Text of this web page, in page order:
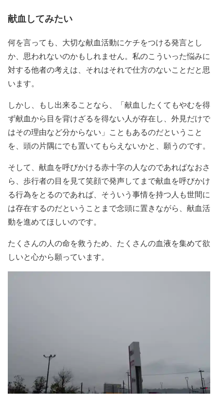
— 大分RCY@大分青奉 (@oitaRCY3939)
日
献血してみたい
何を言っても、大切な献血活動にケチをつける発言とし
か、思われないのかもしれません。私のこういった悩みに
対する他者の考えは、それはそれで仕方のないことだと思
います。
しかし、もし出来ることなら、「献血したくてもやむを得
ず献血から目を背けざるを得ない人が存在し、外見だけで
はその理由など分からない」こともあるのだということ
を、頭の片隅にでも置いてもらえないかと、願うのです。
そして、献血を呼びかける赤十字の人なのであればなおさ
ら、歩行者の目を見て笑顔で発声してまで献血を呼びかけ
る行為をとるのであれば、そういう事情を持つ人も世間に
は存在するのだということまで念頭に置きながら、献血活
動を進めてほしいのです。
たくさんの人の命を救うため、たくさんの血液を集めて欲
しいと心から願っています。